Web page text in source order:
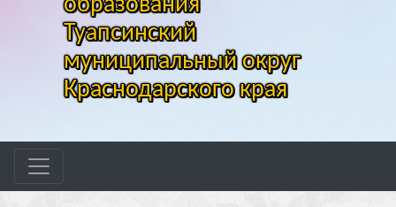
образования
Туапсинский
муниципальный округ
Краснодарского края